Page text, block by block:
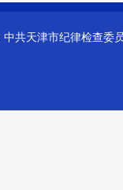
中共天津市纪律检查委